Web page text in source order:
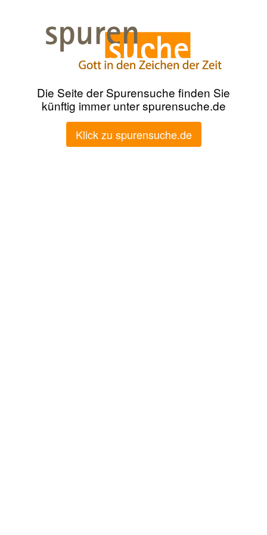
Die Seite der Spurensuche finden Sie
künftig immer unter spurensuche.de
Klick zu spurensuche.de